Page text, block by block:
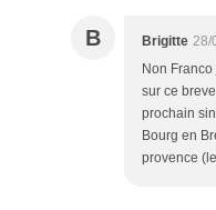
B Brigitte 28/
Non
sur ce
prochain
Bourg en
provence